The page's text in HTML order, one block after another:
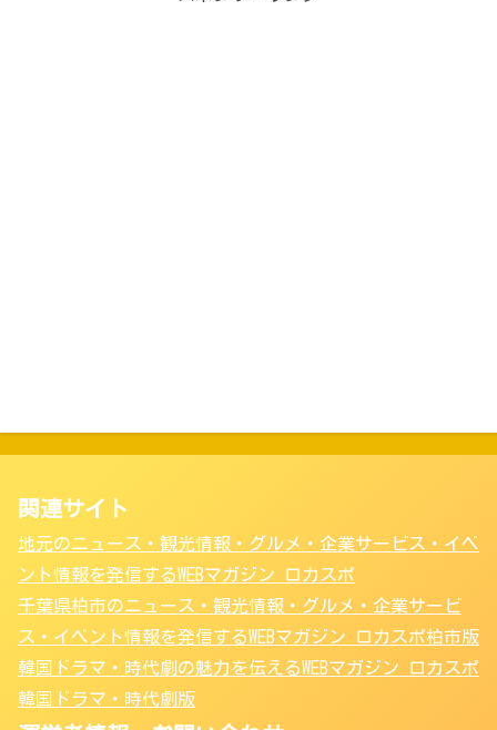
関連サイト
地元のニュース・観光情報・グルメ・企業サービス・イベ
ント情報を発信するWEBマガジン ロカスポ
千葉県柏市のニュース・観光情報・グルメ・企業サービ
ス・イベント情報を発信するWEBマガジン ロカスポ柏市版
韓国ドラマ・時代劇の魅力を伝えるWEBマガジン ロカスポ
韓国ドラマ・時代劇版